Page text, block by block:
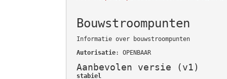
Bouwstroompunten
Informatie over bouwstroompunten
Autorisatie: OPENBAAR
Aanbevolen versie (v1)
stabiel